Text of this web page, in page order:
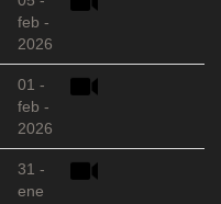
feb -
2026
01 -
feb -
2026
31 -
ene